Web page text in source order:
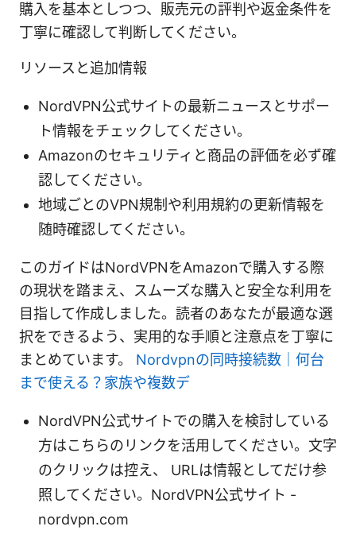
購入を基本としつつ、販売元の評判や返金条件を
丁寧に確認して判断してください。
リソースと追加情報
NordVPN公式サイトの最新ニュースとサポー
ト情報をチェックしてください。
Amazonのセキュリティと商品の評価を必ず確
認してください。
地域ごとのVPN規制や利用規約の更新情報を
随時確認してください。
このガイドはNordVPNをAmazonで購入する際
の現状を踏まえ、スムーズな購入と安全な利用を
目指して作成しました。読者のあなたが最適な選
択をできるよう、実用的な手順と注意点を丁寧に
まとめています。 Nordvpnの同時接続数｜何台
まで使える？家族や複数デ
NordVPN公式サイトでの購入を検討している
方はこちらのリンクを活用してください。文字
のクリックは控え、 URLは情報としてだけ参
照してください。NordVPN公式サイト -
nordvpn.com